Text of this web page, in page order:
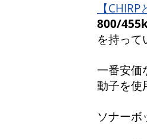
【
800/
を持って
一番安
動子を
ソナーボ